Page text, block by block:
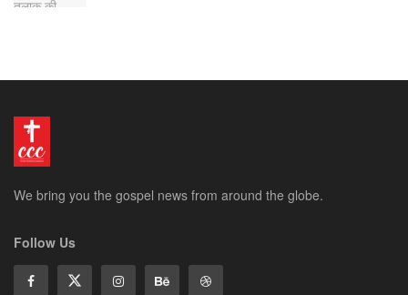
We bring you the gospel news from around the globe.
Follow Us